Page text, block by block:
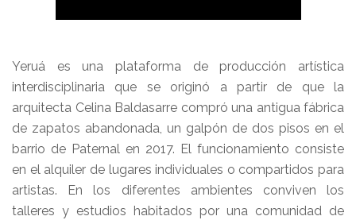
Yeruá es una plataforma de producción artística
interdisciplinaria que se originó a partir de que la
arquitecta Celina Baldasarre compró una antigua fábrica
de zapatos abandonada, un galpón de dos pisos en el
barrio de Paternal en 2017. El funcionamiento consiste
en el alquiler de lugares individuales o compartidos para
artistas. En los diferentes ambientes conviven los
talleres y estudios habitados por una comunidad de